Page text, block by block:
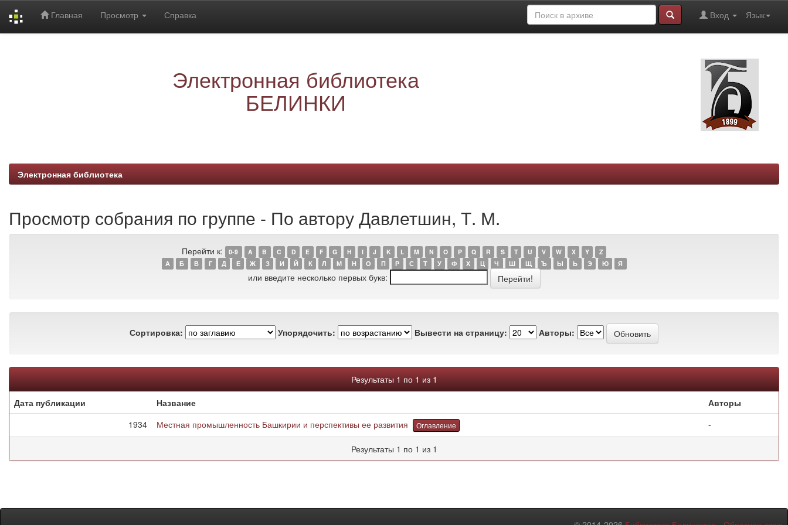
Главная Просмотр Справка Язык
Вход
Электронная библиотека
БЕЛИНКИ
Электронная библиотека
Просмотр собрания по группе - По автору Давлетшин, Т. М.
Перейти к: 0-9 A B C D E F G H I J K L M N O P Q R S T U V W X Y
Z
А
Б В Г Д Е Ж З И Й К Л М Н О П Р С Т У Ф Х Ц Ч Ш Щ Ъ Ы Ь Э Ю Я
или введите несколько первых букв:
Сортировка: Упорядочить: Вывести на страницу: Авторы:
Результаты 1 по 1 из 1
Дата публикации
Название
Авторы
1934
Местная промышленность Башкирии и перспективы ее развития Оглавление -
Результаты 1 по 1 из 1